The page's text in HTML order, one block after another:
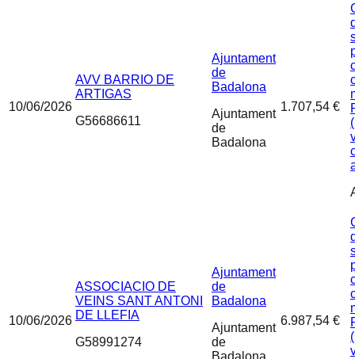
10/06/2026
AVV BARRIO DE
ARTIGAS
G56686611
Ajuntament
de
Badalona
Ajuntament
de
Badalona
1.707,54 €
10/06/2026
ASSOCIACIO DE
VEINS SANT ANTONI
DE LLEFIA
G58991274
Ajuntament
de
Badalona
Ajuntament
de
Badalona
6.987,54 €